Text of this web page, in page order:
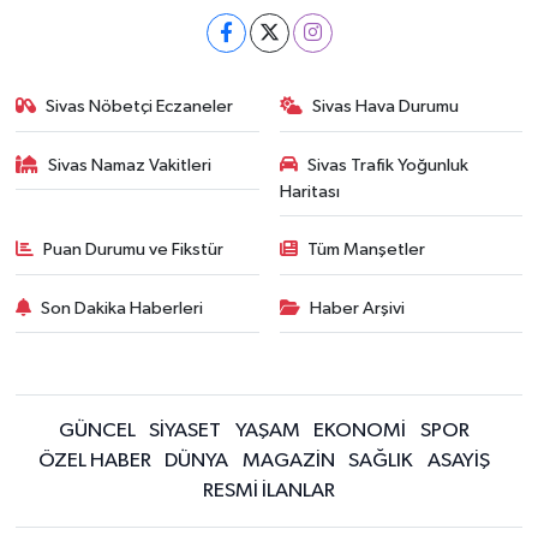
Sivas Nöbetçi Eczaneler Sivas Hava Durumu
Sivas Namaz Vakitleri
Sivas Trafik Yoğunluk
Haritası
Puan Durumu ve Fikstür Tüm Manşetler
Son Dakika Haberleri Haber Arşivi
GÜNCEL SİYASET YAŞAM EKONOMİ
SPOR
ÖZEL HABER
DÜNYA MAGAZİN SAĞLIK
ASAYİŞ
RESMİ İLANLAR